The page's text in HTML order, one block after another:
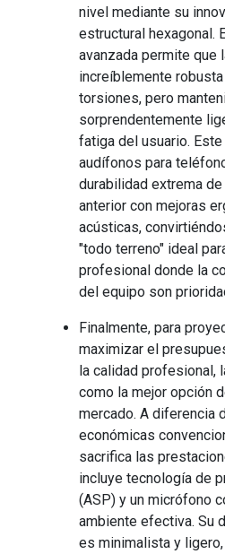
nivel mediante su
estructural hexagonal.
avanzada permite que
increíblemente
torsiones, pero
sorprendentemente
fatiga del usuario.
audífonos para
durabilidad extrema
anterior con mejoras
acústicas,
"todo terreno" ideal
profesional donde la
del equipo son
Finalmente, para
maximizar el
la calidad profesional,
como la mejor opción
mercado. A diferencia
económicas
sacrifica las
incluye tecnología de
(ASP) y un micrófono
ambiente efectiva. Su
es minimalista y